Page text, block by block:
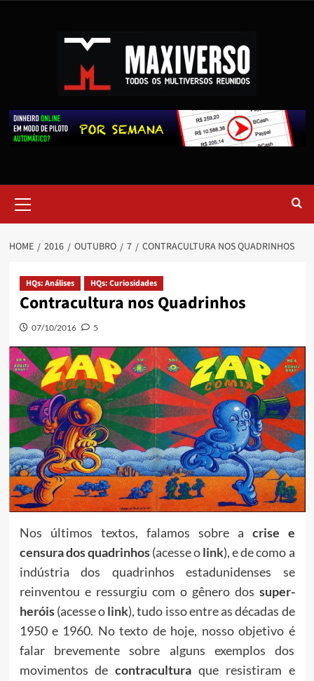
HOME 2016 OUTUBRO 7 CONTRACULTURA NOS QUADRINHOS
HQs: Análises HQs: Curiosidades
Contracultura nos Quadrinhos
07/10/2016 5
Nos últimos textos, falamos sobre a crise e
censura dos quadrinhos(acesse olink), e de como a
indústria dos quadrinhos estadunidenses se
reinventou e ressurgiu com o gênero dos super-
heróis(acesse olink), tudo isso entre as décadas de
1950 e 1960. No texto de hoje, nosso objetivo é
falar brevemente sobre alguns exemplos dos
movimentos decontracultura que resistiram e